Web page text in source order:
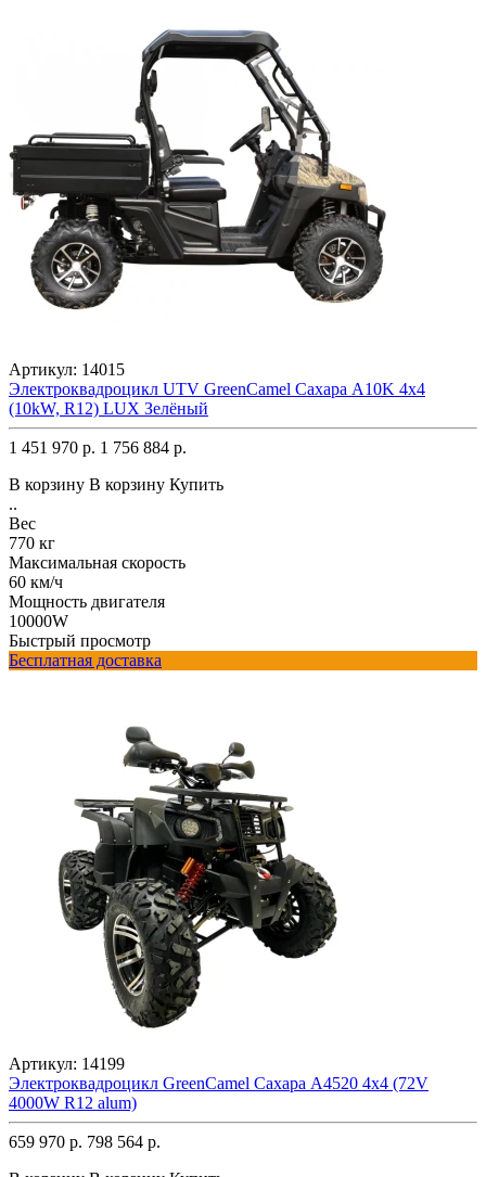
Артикул: 14015
Электроквадроцикл UTV GreenCamel Сахара A10K 4x4
(10kW, R12) LUX Зелёный
1 451 970 р. 1 756 884 р.
В корзину В корзину Купить
..
Вес
770 кг
Максимальная скорость
60 км/ч
Мощность двигателя
10000W
Быстрый просмотр
Бесплатная доставка
Артикул: 14199
Электроквадроцикл GreenCamel Сахара A4520 4x4 (72V
4000W R12 alum)
659 970 р. 798 564 р.